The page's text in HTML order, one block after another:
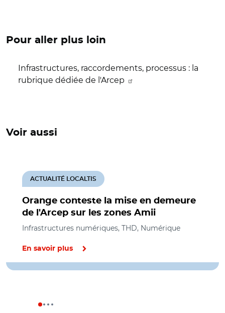
Pour aller plus loin
Infrastructures, raccordements, processus : la
rubrique dédiée de l'Arcep
Voir aussi
Orange conteste la mise en demeure
de l'Arcep sur les zones Amii
ACTUALITÉ LOCALTIS
Infrastructures numériques, THD, Numérique
En savoir plus